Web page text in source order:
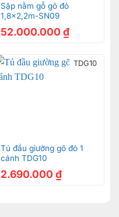
Sập nằm gỗ gõ đỏ
1,8×2,2m-SN09
52.000.000 ₫
TDG10
Tủ đầu giường gõ đỏ 1
cánh TDG10
2.690.000 ₫